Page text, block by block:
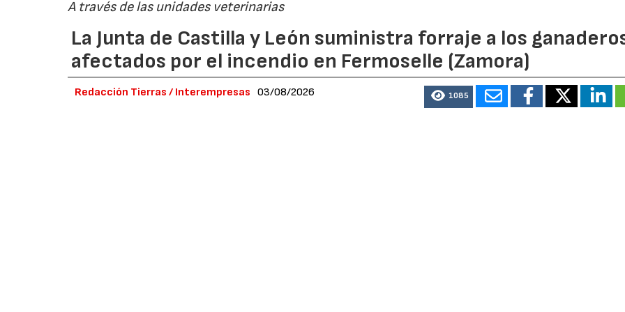
A través de las unidades veterinarias
La Junta de Castilla y León suministra forraje a los
afectados por el incendio en Fermoselle (Zamora)
Redacción Tierras / Interempresas 03/08/2026 1085